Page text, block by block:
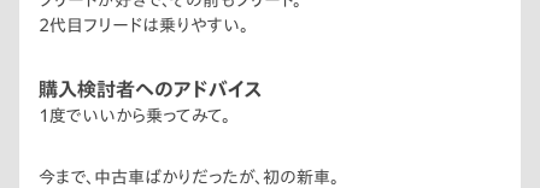
2代目フリードは乗りやすい。
購入検討者へのアドバイス
1度でいいから乗ってみて。
今まで、中古車ばかりだったが、初の新車。